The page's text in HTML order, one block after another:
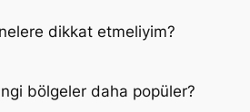
dikkat etmeliyim?
bölgeler daha popüler?